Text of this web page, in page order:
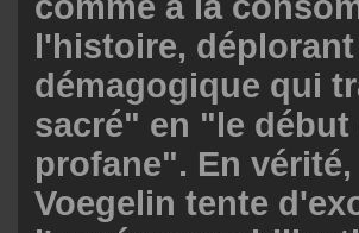
l'histoire,
démagogique qui
sacré" en "le
profane". En vérité,
Voegelin tente